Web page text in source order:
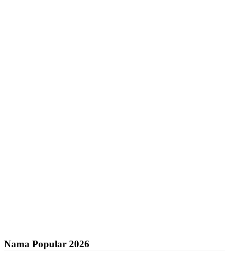
Nama Popular 2026